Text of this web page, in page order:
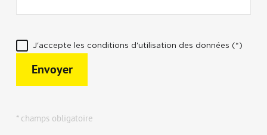
J'accepte les conditions d'utilisation des données (*)
Envoyer
* champs obligatoire